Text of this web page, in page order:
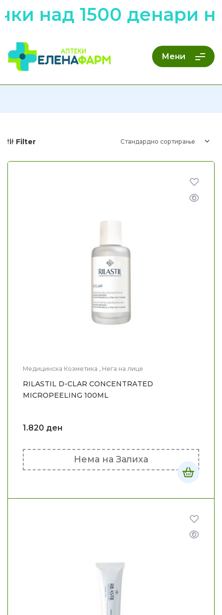
над 1500 денари
Мени
Filter
Медицинска Козметика , Нега на лице
RILASTIL D-CLAR CONCENTRATED
MICROPEELING 100ML
1.820 ден
Нема на Залиха